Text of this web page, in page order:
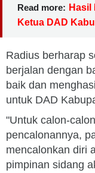
Read more: Hasil
Ketua DAD
Radius berharap
berjalan dengan
baik dan
untuk DAD
"Untuk calon-
pencalonannya,
mencalonkan diri
pimpinan sidang